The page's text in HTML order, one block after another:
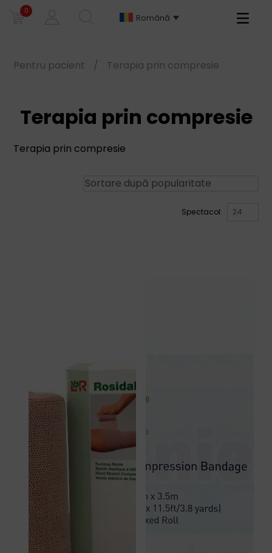
0
Română
Primary
Pentru pacient / Terapia prin compresie
Terapia prin compresie
Terapia prin compresie
Spectacol: